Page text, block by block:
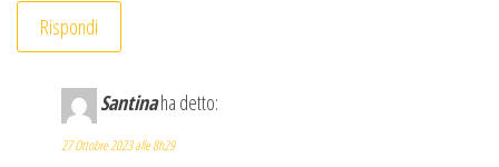
Rispondi
Santinaha detto:
27 Ottobre 2023 alle 8h29